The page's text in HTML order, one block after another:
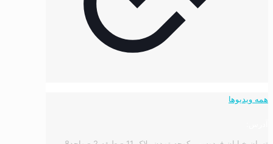
همه ویدیوها